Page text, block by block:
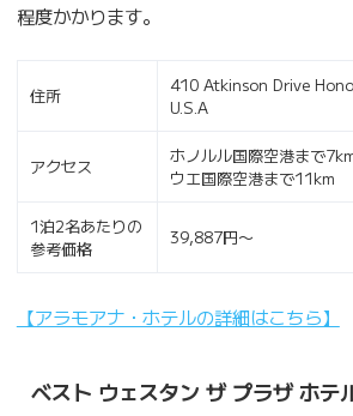
程度かかります。
住所
410 Atkinson Drive
U.S.A
アクセス
ホノルル国際空港まで
ウエ国際空港まで11km
1泊2名あたりの
参考価格
39,887円〜
【アラモアナ・ホテルの詳細はこちら】
ベスト ウェスタン ザ プラザ ホテ